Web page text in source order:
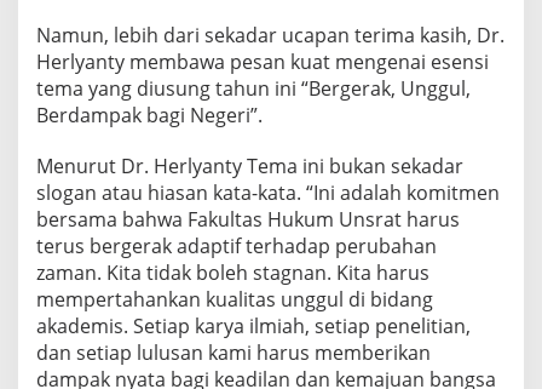
Namun, lebih dari sekadar ucapan terima kasih, Dr.
Herlyanty membawa pesan kuat mengenai esensi
tema yang diusung tahun ini “Bergerak, Unggul,
Berdampak bagi Negeri”.
Menurut Dr. Herlyanty Tema ini bukan sekadar
slogan atau hiasan kata-kata. “Ini adalah komitmen
bersama bahwa Fakultas Hukum Unsrat harus
terus bergerak adaptif terhadap perubahan
zaman. Kita tidak boleh stagnan. Kita harus
mempertahankan kualitas unggul di bidang
akademis. Setiap karya ilmiah, setiap penelitian,
dan setiap lulusan kami harus memberikan
dampak nyata bagi keadilan dan kemajuan bangsa